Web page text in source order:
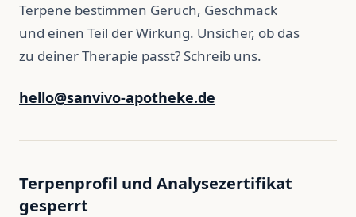
Terpene bestimmen Geruch, Geschmack
und einen Teil der Wirkung. Unsicher, ob das
zu deiner Therapie passt? Schreib uns.
hello@sanvivo-apotheke.de
Terpenprofil und Analysezertifikat
gesperrt